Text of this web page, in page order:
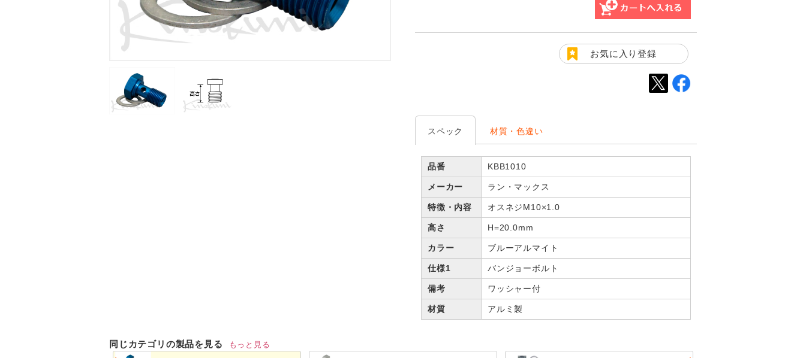
お気に入り登録
スペック 材質・色違い
品番 KBB1010
メーカー ラン・マックス
特徴・内容 オスネジM10×1.0
高さ H=20.0mm
カラー ブルーアルマイト
仕様1 バンジョーボルト
備考 ワッシャー付
材質 アルミ製
同じカテゴリの製品を見る もっと見る